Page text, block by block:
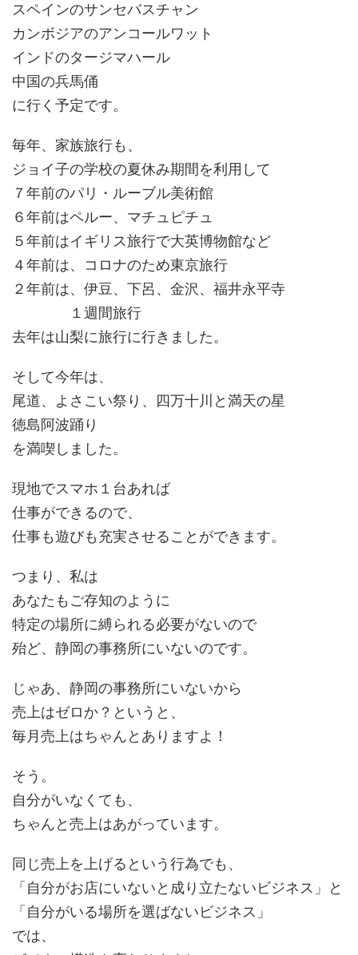
スペインのサンセバスチャン
カンボジアのアンコールワット
インドのタージマハール
中国の兵馬俑
に行く予定です。
毎年、家族旅行も、
ジョイ子の学校の夏休み期間を利用して
７年前のパリ・ルーブル美術館
６年前はペルー、マチュピチュ
５年前はイギリス旅行で大英博物館など
４年前は、コロナのため東京旅行
２年前は、伊豆、下呂、金沢、福井永平寺
１週間旅行
去年は山梨に旅行に行きました。
そして今年は、
尾道、よさこい祭り、四万十川と満天の星
徳島阿波踊り
を満喫しました。
現地でスマホ１台あれば
仕事ができるので、
仕事も遊びも充実させることができます。
つまり、私は
あなたもご存知のように
特定の場所に縛られる必要がないので
殆ど、静岡の事務所にいないのです。
じゃあ、静岡の事務所にいないから
売上はゼロか？というと、
毎月売上はちゃんとありますよ！
そう。
自分がいなくても、
ちゃんと売上はあがっています。
同じ売上を上げるという行為でも、
「自分がお店にいないと成り立たないビジネス」と
「自分がいる場所を選ばないビジネス」
では、